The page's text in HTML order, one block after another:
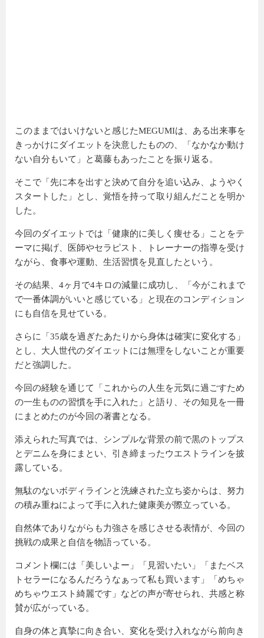
このままではいけないと感じたMEGUMIは、ある出来事を
きっかけにダイエットを決意したものの、「なかなか動け
ない自分もいて」と葛藤もあったことを振り返る。
そこで「先に本を出すと決めて自分を追い込み、ようやく
スタートした」とし、覚悟を持って取り組んだことを明か
した。
今回のダイエットでは「健康的に美しく痩せる」ことをテ
ーマに掲げ、医師やセラピスト、トレーナーの指導を受け
ながら、食事や運動、生活習慣を見直したという。
その結果、4ヶ月で4キロの減量に成功し、「今がこれまで
で一番体調がいいと感じている」と現在のコンディション
にも自信を見せている。
さらに「35歳を過ぎたあたりから身体は確実に変化する」
とし、大人世代のダイエットには無理をしないことが重要
だと強調した。
今回の経験を通じて「これからの人生を元気に過ごすため
の一生ものの習慣を手に入れた」と語り、その知見を一冊
にまとめたのが今回の著書となる。
添えられた写真では、シンプルな背景の前で黒のトップス
とデニムを身にまとい、引き締まったウエストラインを披
露している。
無駄のないボディラインと洗練された立ち姿からは、努力
の積み重ねによって手に入れた健康美が際立っている。
自然体でありながらも力強さを感じさせる表情が、今回の
挑戦の成果と自信を物語っている。
コメント欄には「美しいよー」「見習いたい」「またベス
トセラーになるんだろうなぁって私も買います」「めちゃ
めちゃウエスト綺麗です」などの声が寄せられ、共感と称
賛が広がっている。
自身の体と真摯に向き合い、変化を受け入れながら前向き